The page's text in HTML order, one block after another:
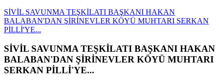
SİVİL SAVUNMA TEŞKİLATI BAŞKANI HAKAN
BALABAN'DAN ŞİRİNEVLER KÖYÜ MUHTARI SERKAN
PİLLİ'YE...
SİVİL SAVUNMA TEŞKİLATI BAŞKANI HAKAN
BALABAN'DAN ŞİRİNEVLER KÖYÜ MUHTARI
SERKAN PİLLİ'YE...